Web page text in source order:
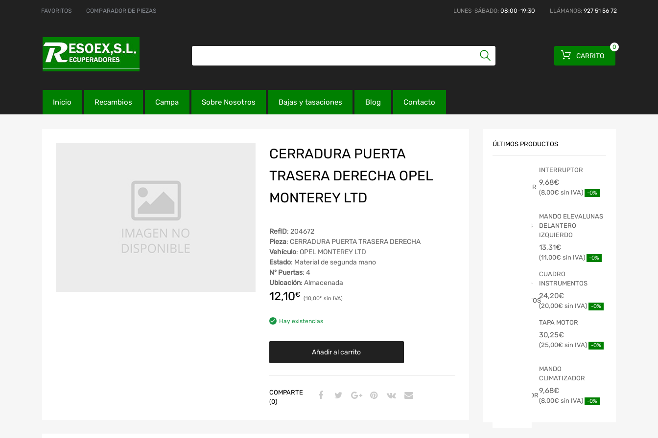
FAVORITOS COMPARADOR DE PIEZAS LUNES-SÁBADO: 08:00-19:30 LLÁMANOS: 927 51 56 72
CARRITO
0
Inicio Recambios Campa Sobre Nosotros Bajas y tasaciones Blog Contacto
CERRADURA PUERTA
TRASERA DERECHA OPEL
MONTEREY LTD
RefID: 204672
Pieza: CERRADURA PUERTA TRASERA DERECHA
Vehículo: OPEL MONTEREY LTD
Estado: Material de segunda mano
Nº Puertas: 4
Ubicación: Almacenada
12,10€ 10,00€
Hay existencias
Añadir al carrito
COMPARTE
(0)
ÚLTIMOS PRODUCTOS
INTERRUPTOR
9,68€
8,00€ -0%
MANDO ELEVALUNAS
DELANTERO
IZQUIERDO
13,31€
11,00€ -0%
CUADRO
INSTRUMENTOS
24,20€
20,00€ -0%
TAPA MOTOR
30,25€
25,00€ -0%
MANDO
CLIMATIZADOR
9,68€
8,00€ -0%